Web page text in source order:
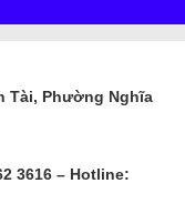
Tài, Phường Nghĩa
3616 – Hotline: